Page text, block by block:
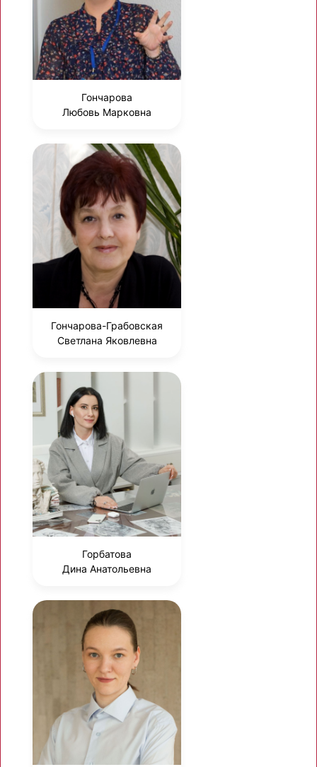
Гончарова
Любовь Марковна
Гончарова-Грабовская
Светлана Яковлевна
Горбатова
Дина Анатольевна